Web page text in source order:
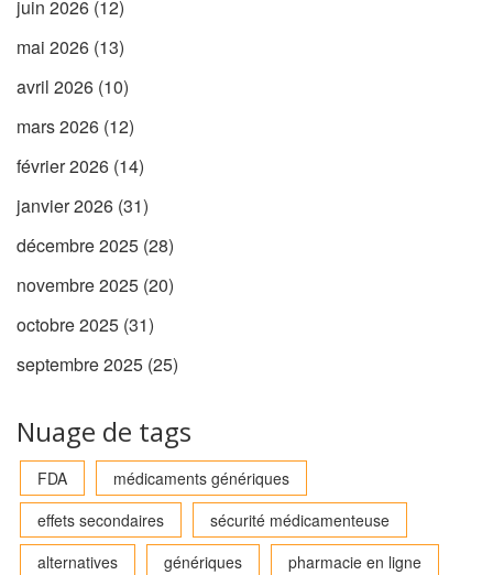
juin 2026 (12)
mai 2026 (13)
avril 2026 (10)
mars 2026 (12)
février 2026 (14)
janvier 2026 (31)
décembre 2025 (28)
novembre 2025 (20)
octobre 2025 (31)
septembre 2025 (25)
Nuage de tags
FDA
médicaments génériques
effets secondaires
sécurité médicamenteuse
alternatives
génériques
pharmacie en ligne